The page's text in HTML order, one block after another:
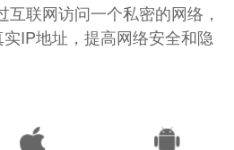
联网访问一个私密的网络，
IP地址，提高网络安全和隐